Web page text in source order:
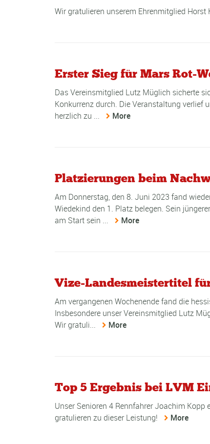
Wir gratulieren unserem Ehrenmitglied Horst
Erster Sieg für Mars Rot-
Das Vereinsmitglied Lutz Müglich sicherte
Konkurrenz durch. Die Veranstaltung verlief
herzlich zu ...
More
Platzierungen beim
Am Donnerstag, den 8. Juni 2023 fand
Wiedekind den 1. Platz belegen. Sein
am Start sein ...
More
Vize-Landesmeistertitel
Am vergangenen Wochenende fand die
Insbesondere unser Vereinsmitglied Lutz
Wir gratuli...
More
Top 5 Ergebnis bei LVM
Unser Senioren 4 Rennfahrer Joachim
gratulieren zu dieser Leistung!
More